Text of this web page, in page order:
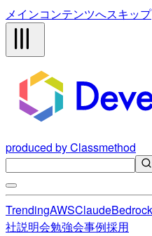
メインコンテンツへスキップ
produced by Classmethod
TrendingAWSClaudeBedrock
社説明会勉強会事例採用